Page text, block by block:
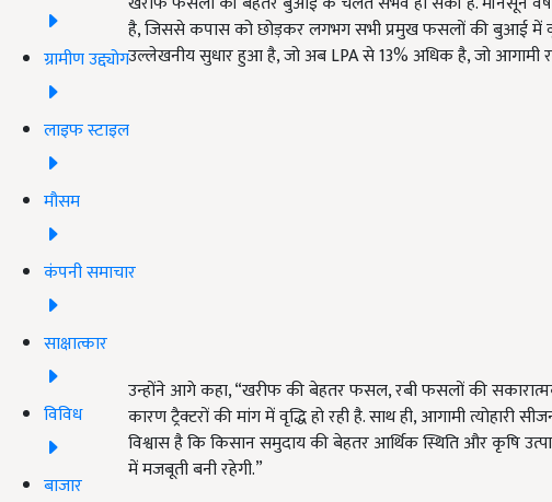
ग्रामीण उद्द्योग
लाइफ स्टाइल
मौसम
कंपनी समाचार
साक्षात्कार
विविध
बाजार
है, जिससे कपास को छोड़कर लगभग सभी प्रमुख फसलों की बुआई में
उल्लेखनीय सुधार हुआ है, जो अब LPA से 13% अधिक है, जो
उन्होंने आगे कहा, “खरीफ की बेहतर फसल, रबी फसलों की सकारात्मक
कारण ट्रैक्टरों की मांग में वृद्धि हो रही है. साथ ही, आगामी त्योहारी
विश्वास है कि किसान समुदाय की बेहतर आर्थिक स्थिति और कृषि
में मजबूती बनी रहेगी.”